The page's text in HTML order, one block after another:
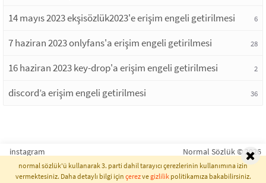
14 mayıs 2023 ekşisözlük2023'e erişim engeli getirilmesi 6
7 haziran 2023 onlyfans'a erişim engeli getirilmesi 28
16 haziran 2023 key-drop'a erişim engeli getirilmesi 2
discord’a erişim engeli getirilmesi 36
instagram Normal Sözlük © 2026
normal sözlük'ü kullanarak 3. parti dahil tarayıcı çerezlerinin kullanımına izin
vermektesiniz. Daha detaylı bilgi için çerezvegizlilikpolitikamıza bakabilirsiniz.